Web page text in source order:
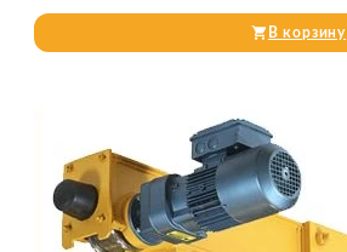
В корзину